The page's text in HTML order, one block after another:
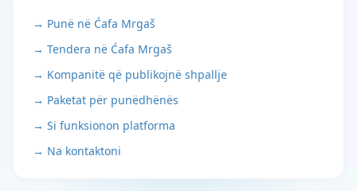
→ Punë në Ćafa Mrgaš
→ Tendera në Ćafa Mrgaš
→ Kompanitë që publikojnë shpallje
→ Paketat për punëdhënës
→ Si funksionon platforma
→ Na kontaktoni